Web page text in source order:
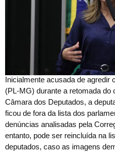
Inicialmente acusada de agredir
(PL-MG) durante a retomada do
Câmara dos Deputados, a
ficou de fora da lista dos
denúncias analisadas pela
entanto, pode ser reincluída na
deputados, caso as imagens